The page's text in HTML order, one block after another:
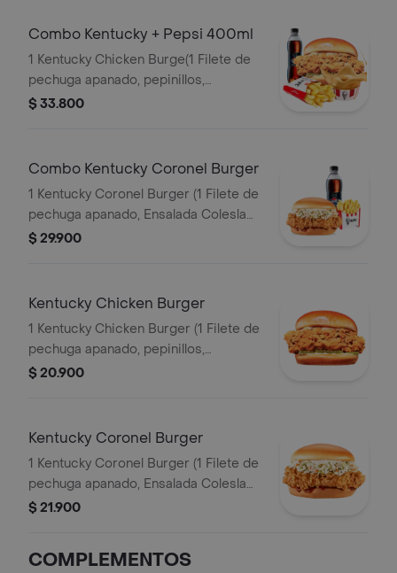
Combo Kentucky + Pepsi 400ml
1 Kentucky Chicken Burge(1 Filete de
pechuga apanado, pepinillos,
mayonesa premium y mantequilla) + 1
$ 33.800
Combo Kentucky Coronel Burger
1 Kentucky Coronel Burger (1 Filete de
pechuga apanado, Ensalada Coleslaw,
BBQ y mantequilla) + 1 Papa Pequeña
$ 29.900
Kentucky Chicken Burger
1 Kentucky Chicken Burger (1 Filete de
pechuga apanado, pepinillos,
mayonesa premium y mantequilla)
$ 20.900
Kentucky Coronel Burger
1 Kentucky Coronel Burger (1 Filete de
pechuga apanado, Ensalada Coleslaw,
BBQ y mantequilla)
$ 21.900
COMPLEMENTOS